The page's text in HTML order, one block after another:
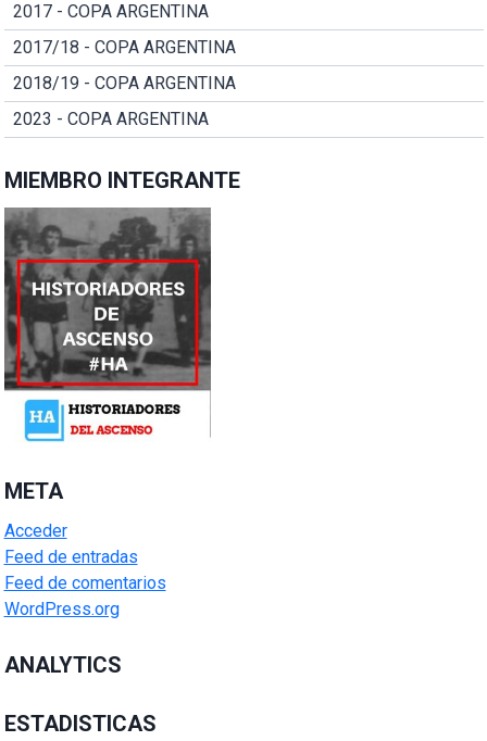
2017 - COPA ARGENTINA
2017/18 - COPA ARGENTINA
2018/19 - COPA ARGENTINA
2023 - COPA ARGENTINA
MIEMBRO INTEGRANTE
META
Acceder
Feed de entradas
Feed de comentarios
WordPress.org
ANALYTICS
ESTADISTICAS